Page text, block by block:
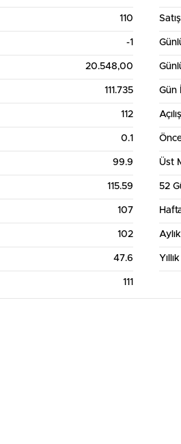
110 Satış
-1
20.548,00
111.735 Gün
112
0.1
99.9 Üst
115.59 52
107
102
47.6
111